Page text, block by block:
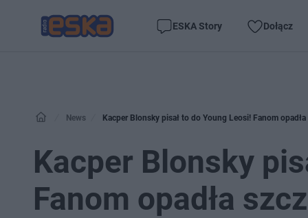
ESKA Story Dołącz
News Kacper Blonsky pisał to do Young Leosi! Fanom
Kacper Blonsky
Fanom opadła